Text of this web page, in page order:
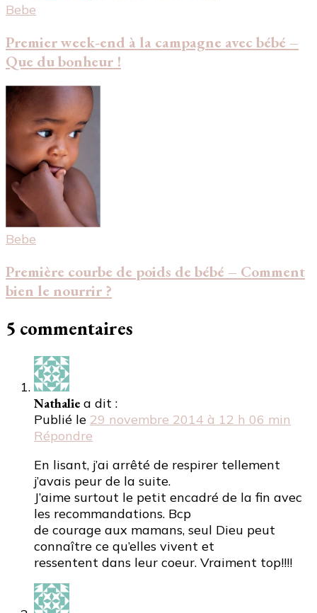
Bebe
Premier week-end à la campagne avec bébé –
Que du bonheur !
Bebe
Première courbe de poids de bébé – Comment
bien le nourrir ?
5 commentaires
Nathalie a dit :
Publié le 29 novembre 2014 à 12 h 06 min
Répondre
En lisant, j’ai arrêté de respirer tellement
j’avais peur de la suite.
J’aime surtout le petit encadré de la fin avec
les recommandations. Bcp
de courage aux mamans, seul Dieu peut
connaître ce qu’elles vivent et
ressentent dans leur coeur. Vraiment top!!!!